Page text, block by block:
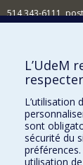
514 343-6111,
Comment
BESOIN D'AIDE?
Plan du site
Signaler une erreur
Accessibilité
L’UdeM
L’utilisation
sont
sécurité du
utilisation